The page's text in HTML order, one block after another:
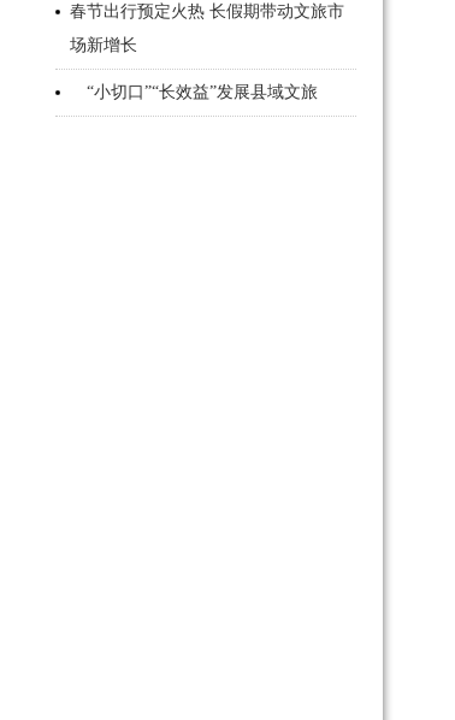
春节出行预定火热 长假期带动文旅市
场新增长
“小切口”“长效益”发展县域文旅